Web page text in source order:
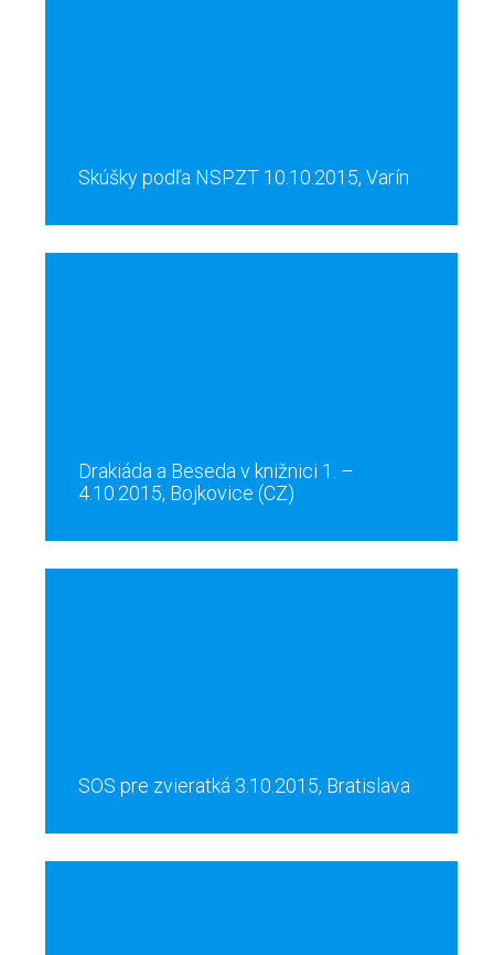
Skúšky podľa NSPZT 10.10.2015, Varín
Drakiáda a Beseda v knižnici 1. –
4.10.2015, Bojkovice (CZ)
SOS pre zvieratká 3.10.2015, Bratislava